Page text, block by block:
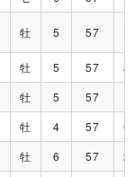
牡 5 57
牡 5 57
J
牡 5 57
牡 4 57
C
牡 6 57